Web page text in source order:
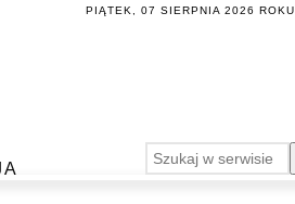
PIĄTEK, 07 SIERPNIA 2026 ROKU.